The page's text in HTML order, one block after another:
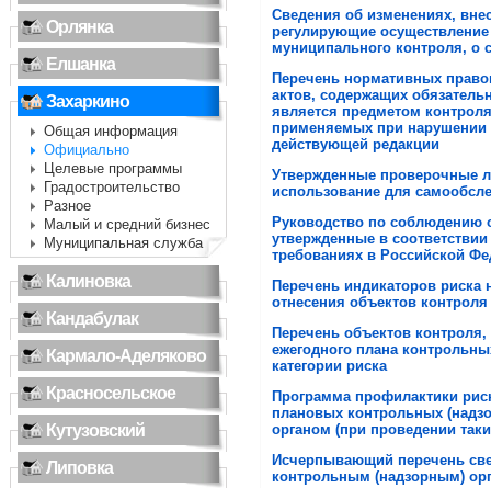
Орлянка
Елшанка
Захаркино
Общая информация
Официально
Целевые программы
Градостроительство
Разное
Малый и средний бизнес
Муниципальная служба
Калиновка
Кандабулак
Кармало-Аделяково
Красносельское
Кутузовский
Липовка
Сведения об изменениях,
регулирующие осуществление
муниципального контроля, о
Перечень нормативных
актов, содержащих
является предметом
применяемых при нарушении
действующей редакции
Утвержденные проверочные
использование для
Руководство по соблюдению
утвержденные в
требованиях в Российской
Перечень индикаторов
отнесения объектов
Перечень объектов
ежегодного плана
категории риска
Программа профилактики
плановых контрольных
органом (при проведении
Исчерпывающий перечень
контрольным (надзорным)